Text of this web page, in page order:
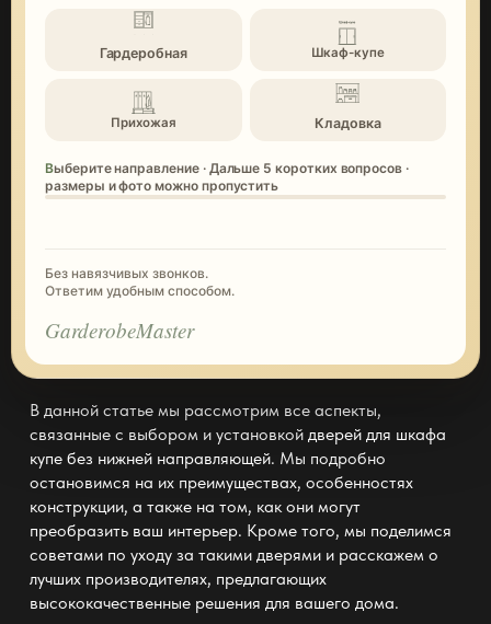
Гардеробная Шкаф-купе
Прихожая Кладовка
Выберите направление · Дальше 5 коротких вопросов ·
размеры и фото можно пропустить
Без навязчивых звонков.
Ответим удобным способом.
GarderobeMaster
В данной статье мы рассмотрим все аспекты,
связанные с выбором и установкой дверей для шкафа
купе без нижней направляющей. Мы подробно
остановимся на их преимуществах, особенностях
конструкции, а также на том, как они могут
преобразить ваш интерьер. Кроме того, мы поделимся
советами по уходу за такими дверями и расскажем о
лучших производителях, предлагающих
высококачественные решения для вашего дома.